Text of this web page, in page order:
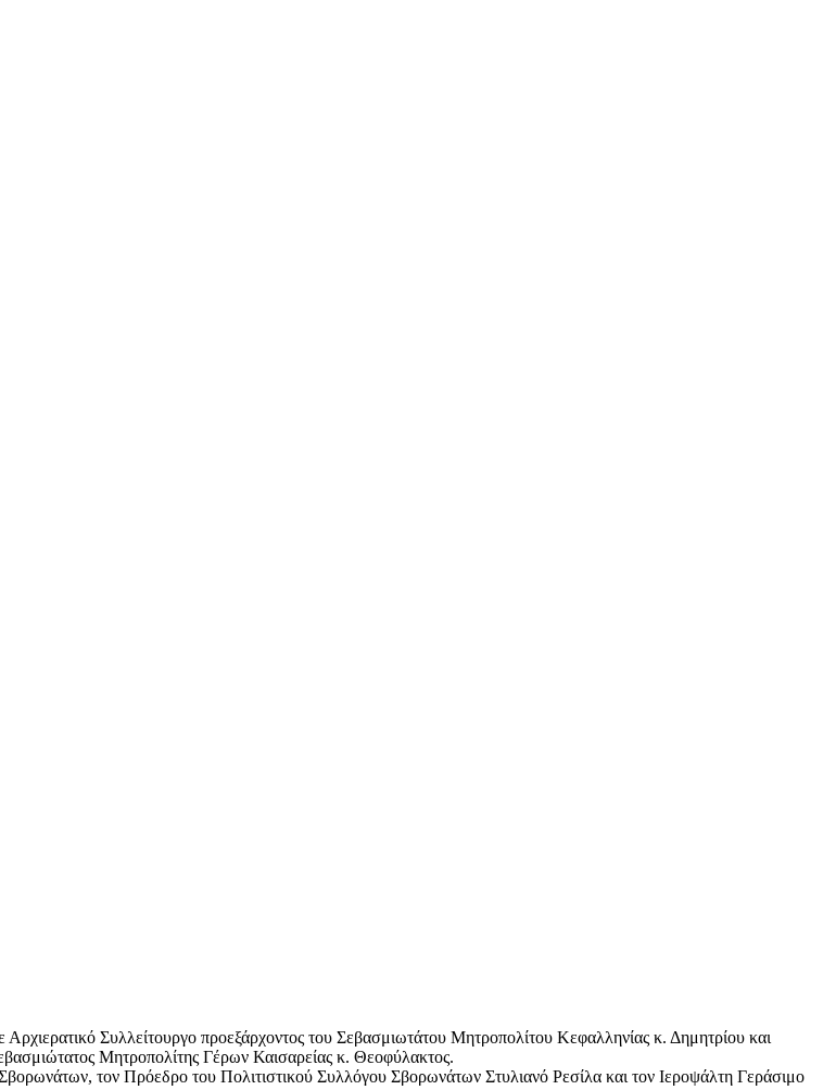
Συλλείτουργο προεξάρχοντος του Σεβασμιωτάτου Μητροπολίτου Κεφαλληνίας κ. Δημητρίου και
Μητροπολίτης Γέρων Καισαρείας κ. Θεοφύλακτος.
τον Πρόεδρο του Πολιτιστικού Συλλόγου Σβορωνάτων Στυλιανό Ρεσίλα και τον Ιεροψάλτη Γεράσιμο